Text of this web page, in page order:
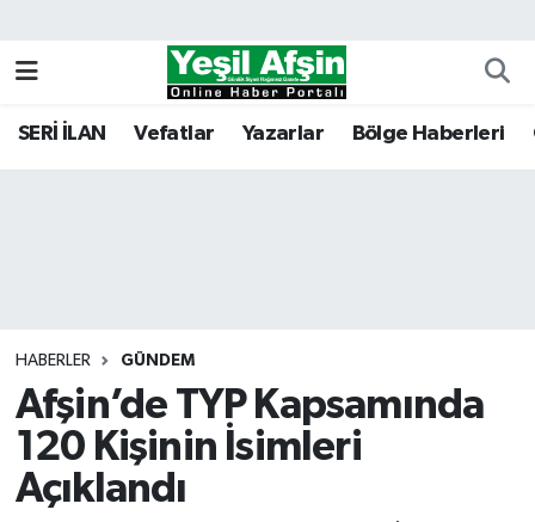
SERİ İLAN Vefatlar Yazarlar Bölge Haberleri
HABERLER GÜNDEM
Afşin’de TYP Kapsamında
120 Kişinin İsimleri
Açıklandı
Kahramanmaraş Nöbetçi Eczaneler
Tüm Manşetler
Son Dakika Haberleri